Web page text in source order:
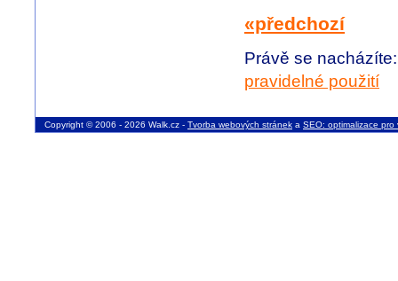
«předchozí
Právě se
pravidelné použití
Copyright © 2006 - 2026 Walk.cz - Tvorba webových stránek a SEO: optimalizace pro